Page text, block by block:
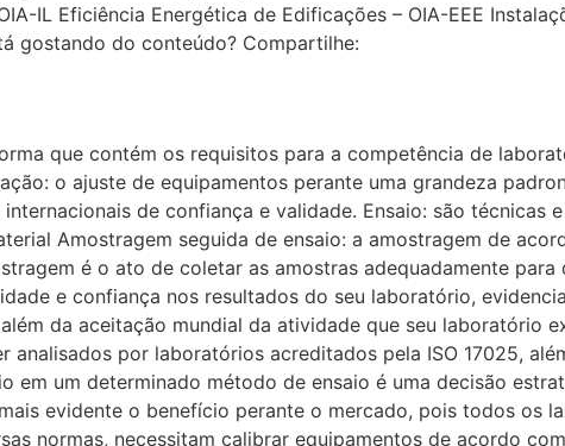
IL Eficiência Energética de Edificações – OIA-EEE
gostando do conteúdo? Compartilhe:
que contém os requisitos para a competência de
o ajuste de equipamentos perante uma grandeza
de confiança e validade. Ensaio: são técnicas
Amostragem seguida de ensaio: a amostragem de
é o ato de coletar as amostras adequadamente para
e confiança nos resultados do seu laboratório,
da aceitação mundial da atividade que seu laboratório
por laboratórios acreditados pela ISO 17025,
em um determinado método de ensaio é uma decisão
evidente o benefício perante o mercado, pois todos os
normas, necessitam calibrar equipamentos de acordo